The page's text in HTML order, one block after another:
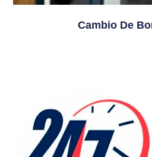
Cambio De